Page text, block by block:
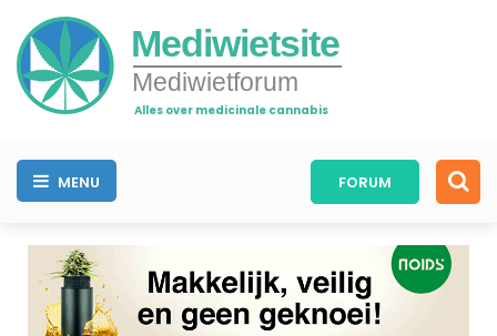
Mediwietsite
Mediwietforum
Alles over medicinale cannabis
MENU FORUM